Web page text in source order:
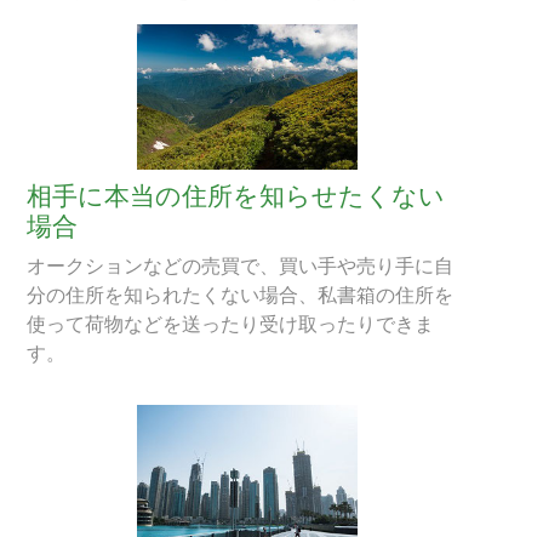
相手に本当の住所を知らせたくない
場合
オークションなどの売買で、買い手や売り手に自
分の住所を知られたくない場合、私書箱の住所を
使って荷物などを送ったり受け取ったりできま
す。